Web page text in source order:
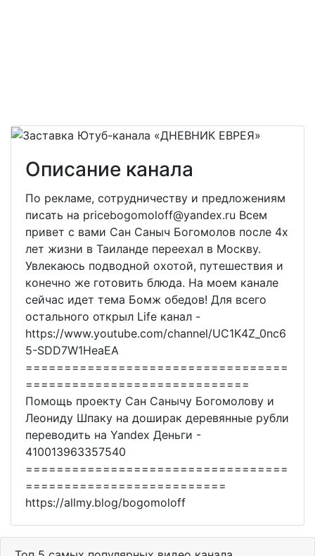
Описание канала
По рекламе, сотрудничеству и предложениям
писать на pricebogomoloff@yandex.ru Всем
привет с вами Сан Саныч Богомолов после 4х
лет жизни в Таиланде переехал в Москву.
Увлекаюсь подводной охотой, путешествия и
конечно же готовить блюда. На моем канале
сейчас идет тема Бомж обедов! Для всего
остального открыл Life канал -
https://www.youtube.com/channel/UC1K4Z_0nc6
5-SDD7W1HeaEA
==================================
=============================
Помощь проекту Сан Санычу Богомолову и
Леониду Шпаку на доширак деревянные рубли
переводить на Yandex Деньги -
410013963357540
==================================
==========================
https://allmy.blog/bogomoloff